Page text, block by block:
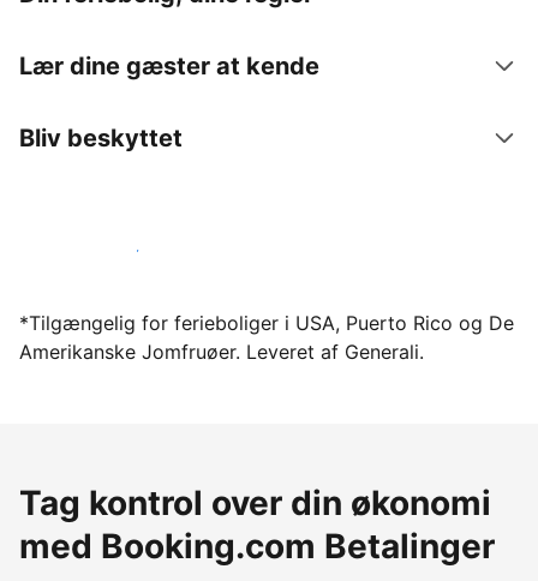
Lær dine gæster at kende
Bliv beskyttet
Bliv vært hos os i dag
*Tilgængelig for ferieboliger i USA, Puerto Rico og De
Amerikanske Jomfruøer. Leveret af Generali.
Tag kontrol over din økonomi
med Booking.com Betalinger